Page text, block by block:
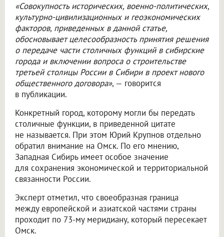
«Совокупность исторических, военно-политических,
культурно-цивилизационных и геоэкономических
факторов, приведенных в данной статье,
обосновывает целесообразность принятия решения
о передаче части столичных функций в сибирские
города и включении вопроса о строительстве
третьей столицы России в Сибири в проект нового
общественного договора», — говорится
в публикации.
Конкретный город, которому могли бы передать
столичные функции, в приведенной цитате
не называется. При этом Юрий Крупнов отдельно
обратил внимание на Омск. По его мнению,
Западная Сибирь имеет особое значение
для сохранения экономической и территориальной
связанности России.
Эксперт отметил, что своеобразная граница
между европейской и азиатской частями страны
проходит по 73-му меридиану, который пересекает
Омск.